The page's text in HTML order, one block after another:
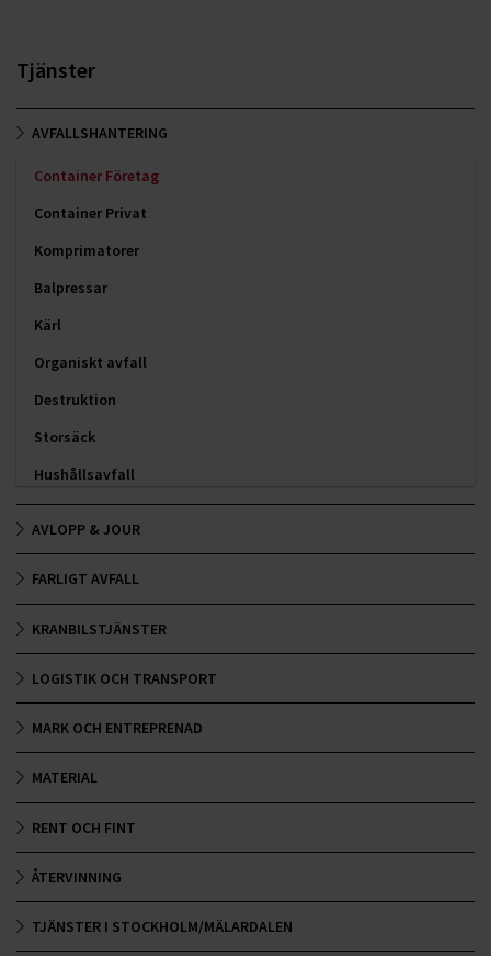
Tjänster
AVFALLSHANTERING
Container Företag
Container Privat
Komprimatorer
Balpressar
Kärl
Organiskt avfall
Destruktion
Storsäck
Hushållsavfall
Sekretess
AVLOPP & JOUR
FARLIGT AVFALL
KRANBILSTJÄNSTER
LOGISTIK OCH TRANSPORT
MARK OCH ENTREPRENAD
MATERIAL
RENT OCH FINT
ÅTERVINNING
TJÄNSTER I STOCKHOLM/MÄLARDALEN